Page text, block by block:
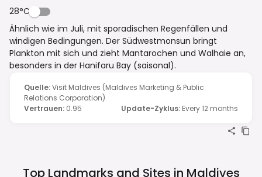
28°C
Ähnlich wie im Juli, mit sporadischen Regenfällen und
windigen Bedingungen. Der Südwestmonsun bringt
Plankton mit sich und zieht Mantarochen und Walhaie an,
besonders in der Hanifaru Bay (saisonal).
Quelle:Visit Maldives (Maldives Marketing & Public
Relations Corporation)
Vertrauen: 0.95 Update-Zyklus: Every 12 months
Top Landmarks and Sites in Maldives